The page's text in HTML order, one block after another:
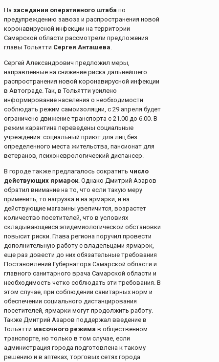
На заседании оперативного штаба по
предупреждению завоза и распространения новой
коронавирусной инфекции на территории
Самарской области рассмотрели предложения
главы Тольятти Сергея Анташева.
Сергей Александрович предложил меры,
направленные на снижение риска дальнейшего
распространения новой коронавирусной инфекции
в Автограде. Так, в Тольятти усилено
информирование населения о необходимости
соблюдать режим самоизоляции, с 29 апреля будет
ограничено движение транспорта с 21.00 до 6.00. В
режим карантина переведены социальные
учреждения: социальный приют для лиц без
определенного места жительства, пансионат для
ветеранов, психоневрологический диспансер.
В городе также предлагалось сократить число
действующих ярмарок. Однако Дмитрий Азаров
обратил внимание на то, что если такую меру
применить, то нагрузка и на ярмарки, и на
действующие магазины увеличится, возрастет
количество посетителей, что в условиях
складывающейся эпидемиологической обстановки
повысит риски. Глава региона поручил провести
дополнительную работу с владельцами ярмарок,
еще раз довести до них обязательные требования
Постановлений Губернатора Самарской области и
главного санитарного врача Самарской области и
необходимость четко соблюдать эти требования. В
этом случае, при соблюдении санитарных норм и
обеспечении социального дистанцирования
посетителей, ярмарки могут продолжить работу.
Также Дмитрий Азаров поддержал введение в
Тольятти масочного режима в общественном
транспорте, но только в том случае, если
администрация города подготовлена к такому
решению и в аптеках, торговых сетях города